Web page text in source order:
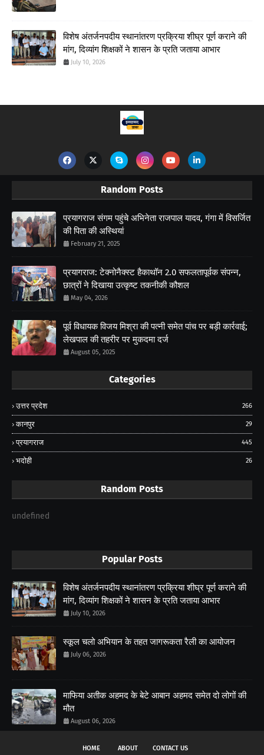
विशेष अंतर्जनपदीय स्थानांतरण प्रक्रिया शीघ्र पूर्ण कराने की
मांग, दिव्यांग शिक्षकों ने शासन के प्रति जताया आभार
July 10, 2026
Random Posts
प्रयागराज संगम पहुंचे अभिनेता राजपाल यादव, गंगा में विसर्जित
की पिता की अस्थियां
February 21, 2025
प्रयागराज: टेक्नोनैक्स्ट हैकाथॉन 2.0 सफलतापूर्वक संपन्न,
छात्रों ने दिखाया उत्कृष्ट तकनीकी कौशल
May 04, 2026
पूर्व विधायक विजय मिश्रा की पत्नी समेत पांच पर बड़ी कार्रवाई;
लेखपाल की तहरीर पर मुकदमा दर्ज
August 05, 2025
Categories
उत्तर प्रदेश 266
कानपुर 29
प्रयागराज 445
भदोही 26
Random Posts
undefined
Popular Posts
विशेष अंतर्जनपदीय स्थानांतरण प्रक्रिया शीघ्र पूर्ण कराने की
मांग, दिव्यांग शिक्षकों ने शासन के प्रति जताया आभार
July 10, 2026
स्कूल चलो अभियान के तहत जागरूकता रैली का आयोजन
July 06, 2026
माफिया अतीक अहमद के बेटे आबान अहमद समेत दो लोगों की
मौत
August 06, 2026
HOME ABOUT CONTACT US